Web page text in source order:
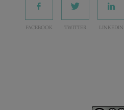
FACEBOOK TWITTER LINKEDIN